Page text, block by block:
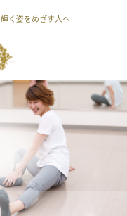
く姿をめざす人へ